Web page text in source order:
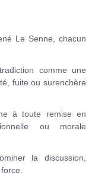
Le Senne, chacun
comme une
fuite ou surenchère
à toute remise en
ou morale
la discussion,